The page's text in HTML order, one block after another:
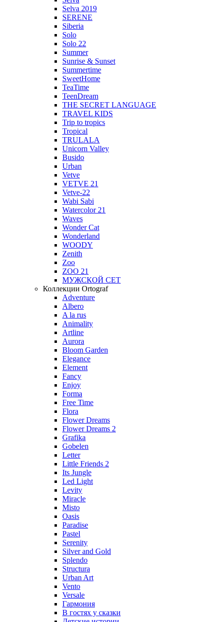
Selva 2019
SERENE
Siberia
Solo
Solo 22
Summer
Sunrise & Sunset
Summertime
SweetHome
TeaTime
TeenDream
THE SECRET LANGUAGE
TRAVEL KIDS
Trip to tropics
Tropical
TRULALA
Unicorn Valley
Busido
Urban
Vetve
VETVE 21
Vetve-22
Wabi Sabi
Watercolor 21
Waves
Wonder Cat
Wonderland
WOODY
Zenith
Zoo
ZOO 21
МУЖСКОЙ СЕТ
Коллекции Ortograf
Adventure
Albero
A la rus
Animality
Artline
Aurora
Bloom Garden
Elegance
Element
Fancy
Enjoy
Forma
Free Time
Flora
Flower Dreams
Flower Dreams 2
Grafika
Gobelen
Letter
Little Friends 2
Its Jungle
Led Light
Levity
Miracle
Misto
Oasis
Paradise
Pastel
Serenity
Silver and Gold
Splendo
Structura
Urban Art
Vento
Versale
Гармония
В гостях у сказки